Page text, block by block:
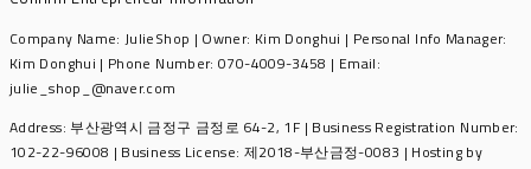
Company Name: JulieShop | Owner: Kim Donghui | Personal Info Manager:
Kim Donghui | Phone Number: 070-4009-3458 | Email:
julie_shop_@naver.com
Address: 부산광역시 금정구 금정로 64-2, 1F | Business Registration Number:
102-22-96008 | Business License: 제2018-부산금정-0083 | Hosting by